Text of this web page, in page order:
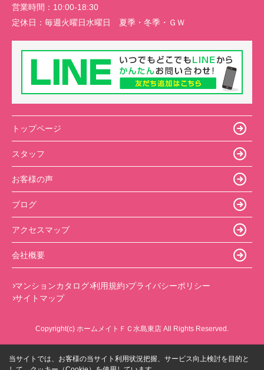
営業時間： 10:00-18:30
定休日： 毎週火曜日水曜日 夏季・冬季・ＧＷ
トップページ
スタッフ
お客様の声
ブログ
アクセスマップ
会社概要
マンションカタログ 利用規約 プライバシーポリシー
サイトマップ
Copyright(c) ホームメイトＦＣ水島東店 All Rights Reserved.
当サイトでは、お客様の当サイト利用状況把握、サービス向上検討を目的と